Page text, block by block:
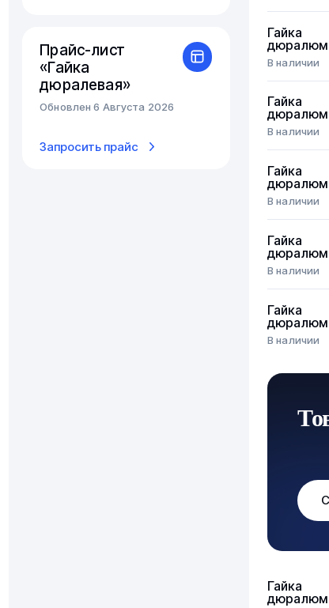
Прайс-лист
«Гайка
дюралевая»
Обновлен 6 Августа 2026
Запросить прайс
Гайка
В наличии
Гайка
В наличии
Гайка
В наличии
Гайка
В наличии
Гайка
В наличии
Гайка